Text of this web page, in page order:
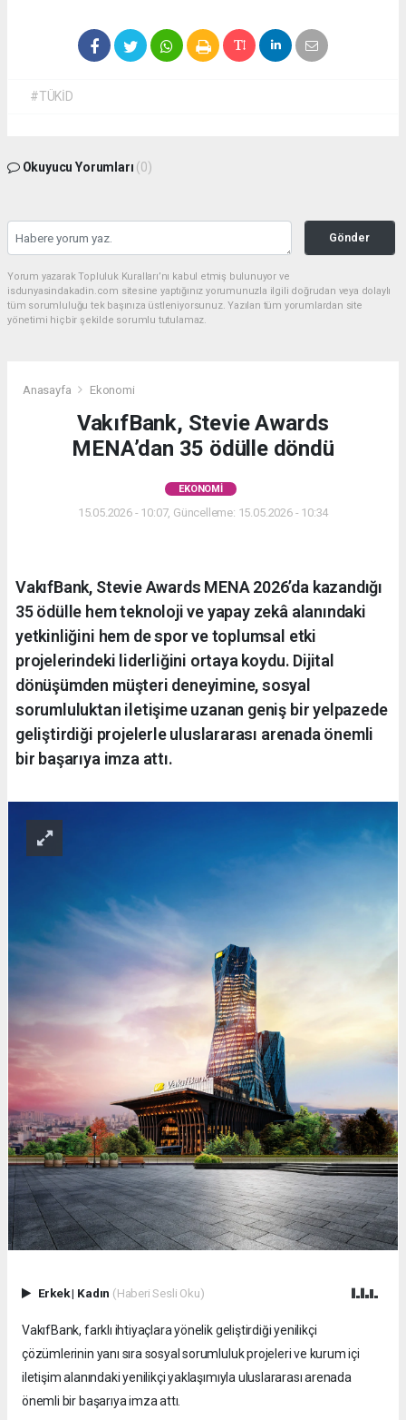
#TÜKİD
Okuyucu Yorumları (0)
Gönder
Yorum yazarak Topluluk Kuralları’nı kabul etmiş bulunuyor ve
isdunyasindakadin.com sitesine yaptığınız yorumunuzla ilgili doğrudan veya dolaylı
tüm sorumluluğu tek başınıza üstleniyorsunuz. Yazılan tüm yorumlardan site
yönetimi hiçbir şekilde sorumlu tutulamaz.
Anasayfa Ekonomi
VakıfBank, Stevie Awards
MENA’dan 35 ödülle döndü
EKONOMI
15.05.2026 - 10:07, Güncelleme: 15.05.2026 - 10:34
VakıfBank, Stevie Awards MENA 2026’da kazandığı
35 ödülle hem teknoloji ve yapay zekâ alanındaki
yetkinliğini hem de spor ve toplumsal etki
projelerindeki liderliğini ortaya koydu. Dijital
dönüşümden müşteri deneyimine, sosyal
sorumluluktan iletişime uzanan geniş bir yelpazede
geliştirdiği projelerle uluslararası arenada önemli
bir başarıya imza attı.
Erkek| Kadın (Haberi Sesli Oku)
VakıfBank, farklı ihtiyaçlara yönelik geliştirdiği yenilikçi
çözümlerinin yanı sıra sosyal sorumluluk projeleri ve kurum içi
iletişim alanındaki yenilikçi yaklaşımıyla uluslararası arenada
önemli bir başarıya imza attı.